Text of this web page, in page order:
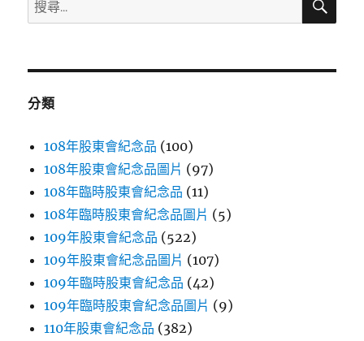
尋
鍵
分類
108年股東會紀念品 (100)
108年股東會紀念品圖片 (97)
108年臨時股東會紀念品 (11)
108年臨時股東會紀念品圖片 (5)
109年股東會紀念品 (522)
109年股東會紀念品圖片 (107)
109年臨時股東會紀念品 (42)
109年臨時股東會紀念品圖片 (9)
110年股東會紀念品 (382)